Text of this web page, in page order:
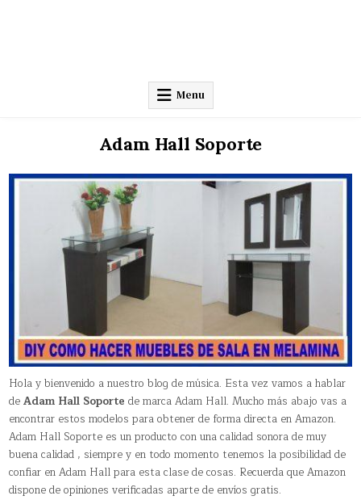
Menu
Adam Hall Soporte
Hola y bienvenido a nuestro blog de música. Esta vez vamos a hablar
deAdam Hall Soporte de marca Adam Hall. Mucho más abajo vas a
encontrar estos modelos para obtener de forma directa en Amazon.
Adam Hall Soporte es un producto con una calidad sonora de muy
buena calidad , siempre y en todo momento tenemos la posibilidad de
confiar en Adam Hall para esta clase de cosas. Recuerda que Amazon
dispone de opiniones verificadas aparte de envíos gratis.